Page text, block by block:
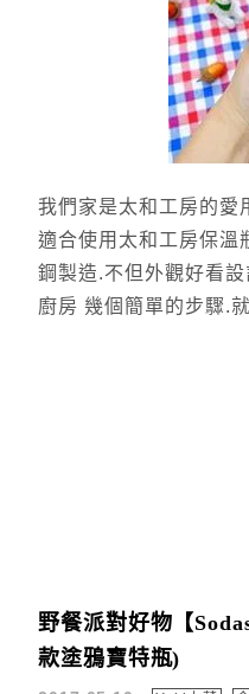
我們家是太和工房的愛
適合使用太和工房保溫
鋼製造.不但外觀好看
廚房 幾個簡單的步驟.
野餐派對好物【
款塗鴉寶特瓶)